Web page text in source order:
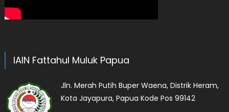
IAIN Fattahul Muluk Papua
Jln. Merah Putih Buper Waena, Distrik Heram,
Kota Jayapura, Papua Kode Pos 99142